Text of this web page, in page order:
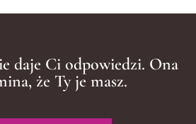
daje Ci odpowiedzi. Ona
że Ty je masz.